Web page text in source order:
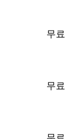
무료
무료